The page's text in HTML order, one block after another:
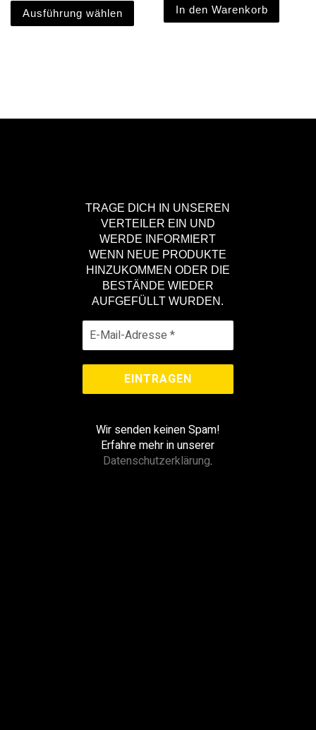
Ausführung wählen In den Warenkorb
TRAGE DICH IN UNSEREN
VERTEILER EIN UND
WERDE INFORMIERT
WENN NEUE PRODUKTE
HINZUKOMMEN ODER DIE
BESTÄNDE WIEDER
AUFGEFÜLLT WURDEN.
Wir senden keinen Spam!
Erfahre mehr in unserer
Datenschutzerklärung.